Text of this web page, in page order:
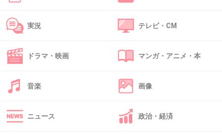
50. 匿名
100歩譲って…
+277
実況 テレビ・CM
ドラマ・映画 マンガ・アニメ・本
音楽 画像
ニュース 政治・経済